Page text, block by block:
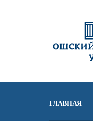
ГЛАВНАЯ